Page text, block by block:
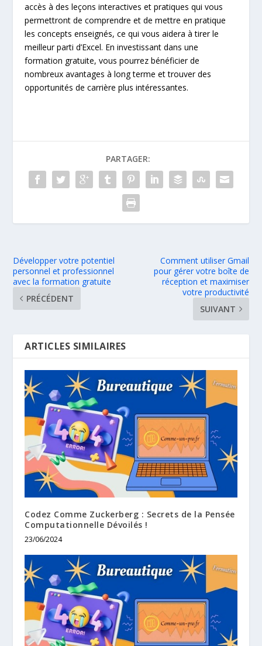
accès à des leçons interactives et pratiques qui vous
permettront de comprendre et de mettre en pratique
les concepts enseignés, ce qui vous aidera à tirer le
meilleur parti d’Excel. En investissant dans une
formation gratuite, vous pourrez bénéficier de
nombreux avantages à long terme et trouver des
opportunités de carrière plus intéressantes.
PARTAGER:
Développer votre potentiel
personnel et professionnel
avec la formation gratuite
PRÉCÉDENT
Comment utiliser Gmail
pour gérer votre boîte de
réception et maximiser
votre productivité
SUIVANT
ARTICLES SIMILAIRES
Codez Comme Zuckerberg : Secrets de la Pensée
Computationnelle Dévoilés !
23/06/2024